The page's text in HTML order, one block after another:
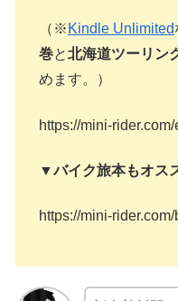
（※ Kindle Unlimited
巻と北海道ツーリン
めます。）
https://mini-
▼バイク旅本もオス
https://mini-